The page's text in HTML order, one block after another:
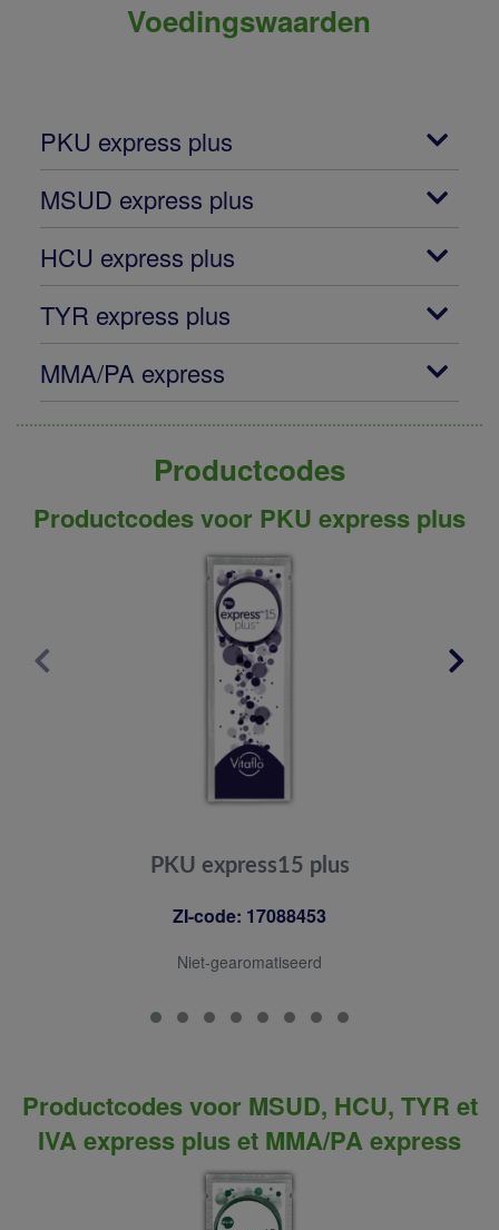
Voedingswaarden
PKU express plus
MSUD express plus
HCU express plus
TYR express plus
MMA/PA express
Productcodes
Productcodes voor PKU express plus
PKU express15 plus
ZI-code: 17088453
Niet-gearomatiseerd
Productcodes voor MSUD, HCU, TYR et
IVA express plus et MMA/PA express